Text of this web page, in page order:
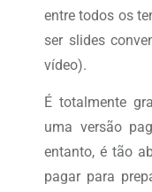
entre todos os
ser slides
vídeo).
É totalmente
uma versão
entanto, é tão
pagar para